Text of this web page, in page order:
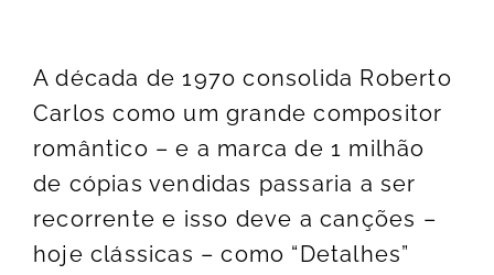
A década de 1970 consolida Roberto
Carlos como um grande compositor
romântico – e a marca de 1 milhão
de cópias vendidas passaria a ser
recorrente e isso deve a canções –
hoje clássicas – como “Detalhes”